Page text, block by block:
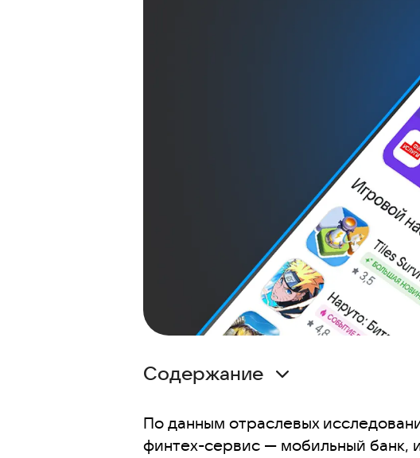
Содержание
Стратегия размещения и форматы
Работа с аудиторией и таргетингом
По данным отраслевых
финтех-сервис — мобильный банк,